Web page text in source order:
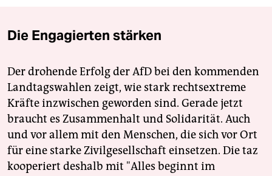
Die Engagierten stärken
Der drohende Erfolg der AfD bei den kommenden
Landtagswahlen zeigt, wie stark rechtsextreme
Kräfte inzwischen geworden sind. Gerade jetzt
braucht es Zusammenhalt und Solidarität. Auch
und vor allem mit den Menschen, die sich vor Ort
für eine starke Zivilgesellschaft einsetzen. Die taz
kooperiert deshalb mit "Alles beginnt im